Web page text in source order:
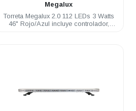
Megalux
Torreta Megalux 2.0 112 LEDs 3 Watts
46" Rojo/Azul incluye controlador,